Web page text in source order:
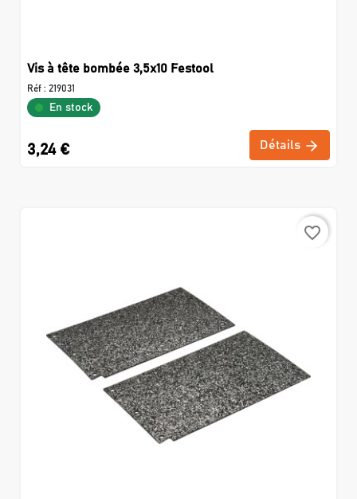
Vis à tête bombée 3,5x10 Festool
Réf : 219031
En stock
3,24 € Détails
favorite_border